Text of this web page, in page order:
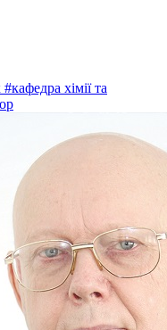
#кафедра хімії та